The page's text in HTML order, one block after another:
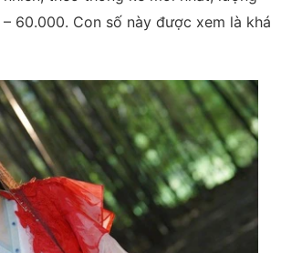
60.000. Con số này được xem là khá